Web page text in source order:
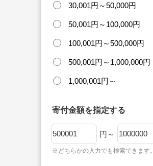
30,001円～50,000円
50,001円～100,000円
100,001円～500,000円
500,001円～1,000,000円
1,000,001円～
寄付金額を指定する
円～
※どちらかの入力でも検索できます。